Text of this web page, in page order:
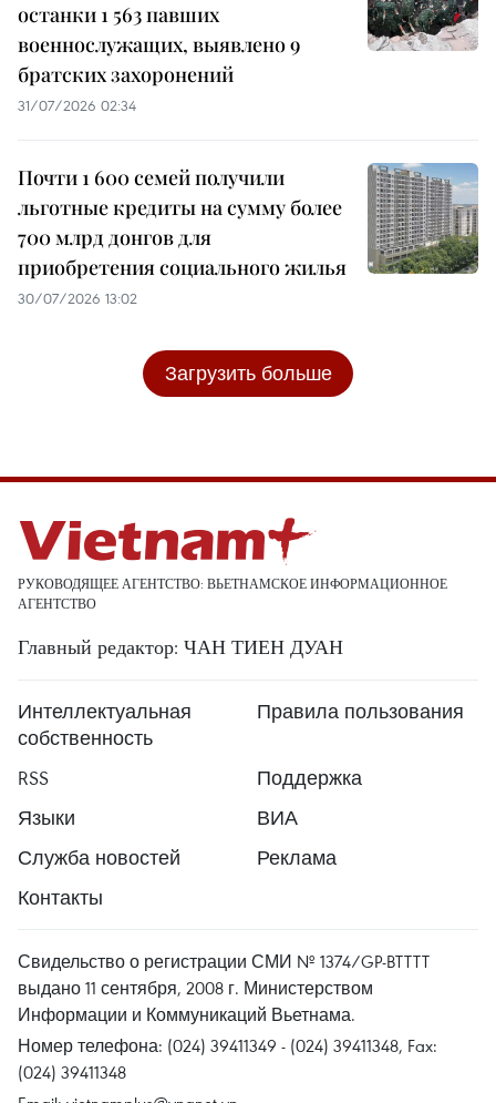
останки 1 563 павших
военнослужащих, выявлено 9
братских захоронений
31/07/2026 02:34
Почти 1 600 семей получили
льготные кредиты на сумму более
700 млрд донгов для
приобретения социального жилья
30/07/2026 13:02
Загрузить больше
РУКОВОДЯЩЕЕ АГЕНТСТВО: ВЬЕТНАМСКОЕ ИНФОРМАЦИОННОЕ
АГЕНТСТВО
Главный редактор: ЧАН ТИЕН ДУАН
Интеллектуальная
собственность
Правила пользования
RSS
Поддержка
Языки
ВИА
Служба новостей
Реклама
Контакты
Свидельство о регистрации СМИ № 1374/GP-BTTTT
выдано 11 сентября, 2008 г. Министерством
Информации и Коммуникаций Вьетнама.
Номер телефона: (024) 39411349 - (024) 39411348, Fax:
(024) 39411348